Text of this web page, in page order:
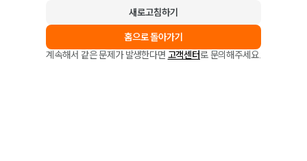
새로고침하기
홈으로 돌아가기
계속해서 같은 문제가 발생한다면 고객센터로 문의해주세요.